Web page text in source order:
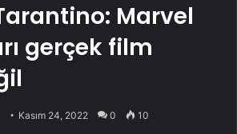
Marvel
gerçek film
Kasım 24, 2022 0 10